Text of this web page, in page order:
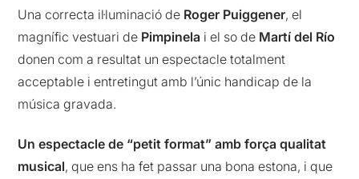
Una correcta il·luminació de Roger Puiggener, el
magnífic vestuari de Pimpinela i el so de Martí del Río
donen com a resultat un espectacle totalment
acceptable i entretingut amb l’únic handicap de la
música gravada.
Un espectacle de “petit format” amb força qualitat
musical, que ens ha fet passar una bona estona, i que